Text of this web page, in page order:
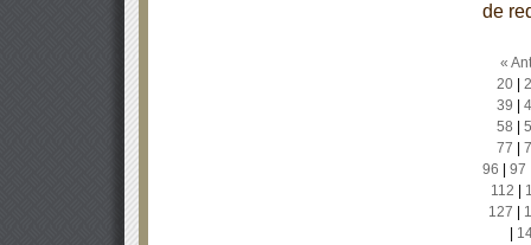
de
«
20|
39
58
77
96
97
112
127